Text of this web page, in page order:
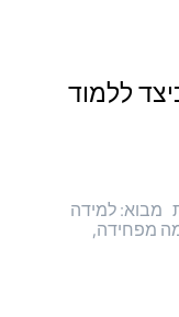
ללמוד
מבוא: למידה
מפחידה,